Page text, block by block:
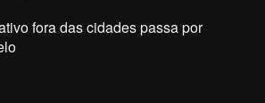
fora das cidades passa por